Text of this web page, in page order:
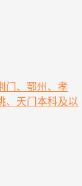
门、鄂州、孝
、天门本科及以